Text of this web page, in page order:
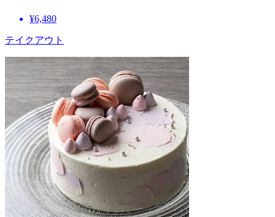
¥6,480
テイクアウト